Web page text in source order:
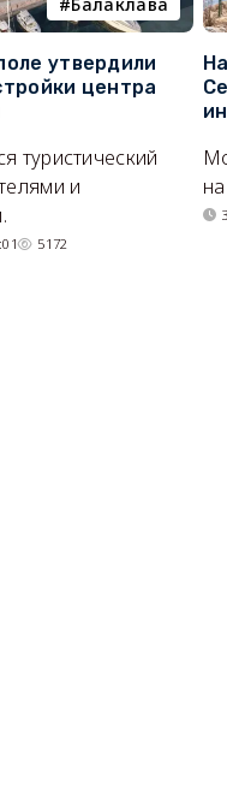
утвердили
центра
туристический
и
5172